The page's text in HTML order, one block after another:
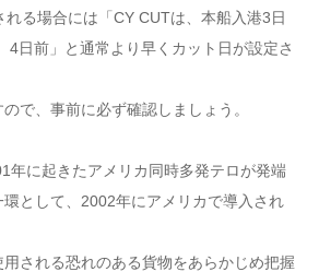
る場合には「CY CUTは、本船入港3日
4日前」と通常より早くカット日が設定さ
で、事前に必ず確認しましょう。
年に起きたアメリカ同時多発テロが発端
として、2002年にアメリカで導入され
される恐れのある貨物をあらかじめ把握